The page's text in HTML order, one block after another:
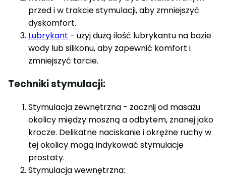
przed i w trakcie stymulacji, aby zmniejszyć
dyskomfort.
Lubrykant - użyj dużą ilość lubrykantu na bazie
wody lub silikonu, aby zapewnić komfort i
zmniejszyć tarcie.
Techniki stymulacji:
Stymulacja zewnętrzna - zacznij od masażu
okolicy między moszną a odbytem, znanej jako
krocze. Delikatne naciskanie i okrężne ruchy w
tej okolicy mogą indykować stymulację
prostaty.
Stymulacja wewnętrzna: